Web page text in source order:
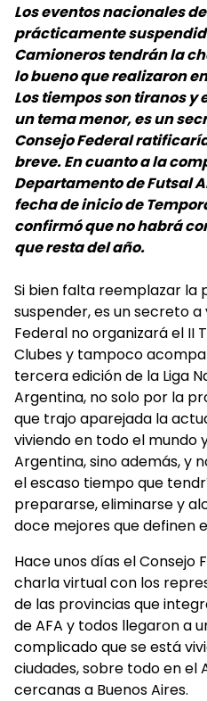
Los eventos nacionales
prácticamente
Camioneros tendrán la
lo bueno que realizaron
Los tiempos son tiranos y
un tema menor, es un
Consejo Federal
breve. En cuanto a la
Departamento de Futsal
fecha de inicio de
confirmó que no habrá
que resta del año.
Si bien falta reemplazar la
suspender, es un secreto
Federal no organizará el II
Clubes y tampoco
tercera edición de la Liga
Argentina, no solo por la
que trajo aparejada la
viviendo en todo el mundo
Argentina, sino además, y
el escaso tiempo que
prepararse, eliminarse y
doce mejores que definen
Hace unos días el Consejo
charla virtual con los
de las provincias que
de AFA y todos llegaron a
complicado que se está
ciudades, sobre todo en el
cercanas a Buenos Aires.